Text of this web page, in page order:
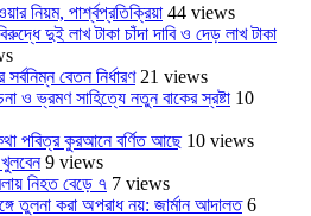
নিয়ম, পার্শ্বপ্রতিক্রিয়া 44 views
দুই লাখ টাকা চাঁদা দাবি ও দেড় লাখ টাকা
বেতন নির্ধারণ 21 views
ও ভ্রমণ সাহিত্যে নতুন বাকের স্রষ্টা 10
পবিত্র কুরআনে বর্ণিত আছে 10 views
9 views
নিহত বেড়ে ৭ 7 views
তুলনা করা অপরাধ নয়: জার্মান আদালত 6